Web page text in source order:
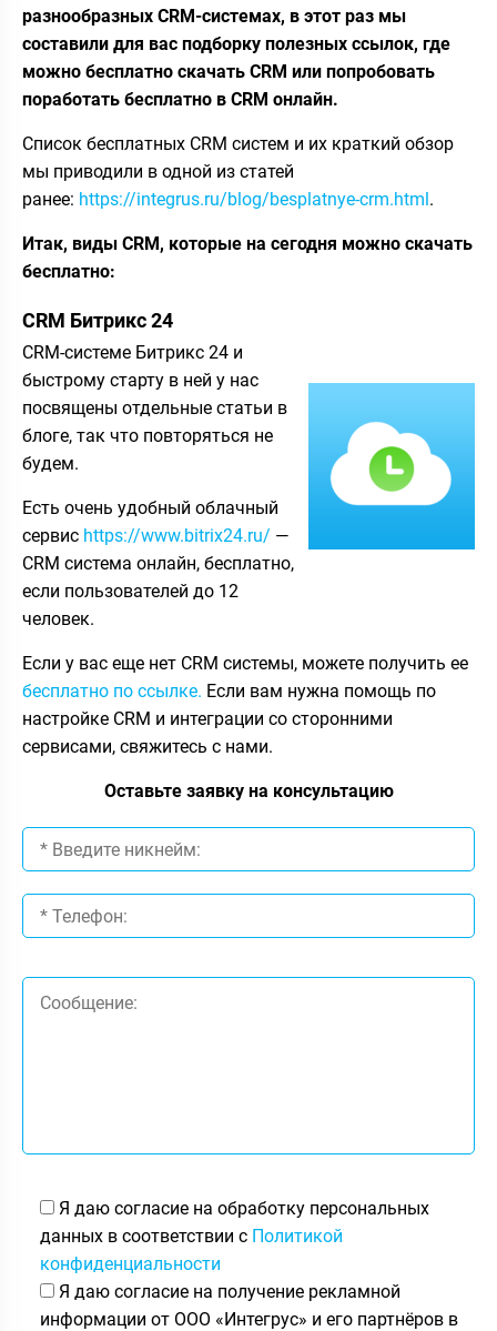
разнообразных CRM-системах, в этот раз мы
составили для вас подборку полезных ссылок, где
можно бесплатно скачать CRM или попробовать
поработать бесплатно в CRM онлайн.
Список бесплатных CRM систем и их краткий обзор
мы приводили в одной из статей
ранее: https://integrus.ru/blog/besplatnye-crm.html.
Итак, виды CRM, которые на сегодня можно скачать
бесплатно:
CRM Битрикс 24
CRM-системе Битрикс 24 и
быстрому старту в ней у нас
посвящены отдельные статьи в
блоге, так что повторяться не
будем.
Есть очень удобный облачный
сервис https://www.bitrix24.ru/ —
CRM система онлайн, бесплатно,
если пользователей до 12
человек.
Если у вас еще нет CRM системы, можете получить ее
бесплатно по ссылке. Если вам нужна помощь по
настройке CRM и интеграции со сторонними
сервисами, свяжитесь с нами.
Оставьте заявку на консультацию
Я даю согласие на обработку персональных
данных в соответствии с Политикой
конфиденциальности
Я даю согласие на получение рекламной
информации от ООО «Интегрус» и его партнёров в